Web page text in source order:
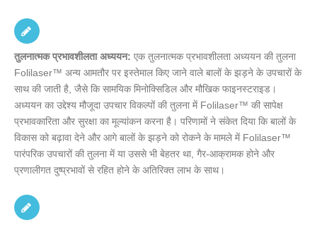
तुलनात्मक प्रभावशीलता अध्ययन: एक तुलनात्मक प्रभावशीलता अध्ययन की तुलना
Folilaser™ अन्य आमतौर पर इस्तेमाल किए जाने वाले बालों के झड़ने के उपचारों के
साथ की जाती है, जैसे कि सामयिक मिनोक्सिडिल और मौखिक फाइनस्टराइड।
अध्ययन का उद्देश्य मौजूदा उपचार विकल्पों की तुलना में Folilaser™ की सापेक्ष
प्रभावकारिता और सुरक्षा का मूल्यांकन करना है। परिणामों ने संकेत दिया कि बालों के
विकास को बढ़ावा देने और आगे बालों के झड़ने को रोकने के मामले में Folilaser™
पारंपरिक उपचारों की तुलना में या उससे भी बेहतर था, गैर-आक्रामक होने और
प्रणालीगत दुष्प्रभावों से रहित होने के अतिरिक्त लाभ के साथ।